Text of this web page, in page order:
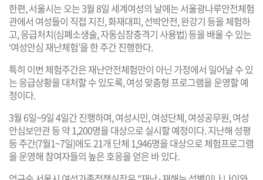
한편, 서울시는 오는 3월 8일 세계여성의 날에는 서울광나루안전체험
관에서 여성들이 직접 지진, 화재대피, 선박안전, 완강기 등을 체험하
고, 응급처치(심폐소생술, 자동심장충격기 사용법) 등을 배울 수 있는
‘여성안심 재난체험’을 한 주간 진행한다.
특히 이번 체험주간은 재난안전체험만이 아닌 가정에서 일어날 수 있
는 응급상황을 대처할 수 있도록, 여성 맞춤형 프로그램을 운영할 예
정이다.
3월 6일~9일 4일간 진행하며, 여성시민, 여성단체, 여성공무원, 여성
안심보안관 등 약 1,200명을 대상으로 실시할 예정이다. 지난해 성평
등 주간(7월1~7일)에도 21개 단체 1,946명을 대상으로 체험프로그램
을 운영해 참여자들의 높은 호응을 얻은 바 있다.